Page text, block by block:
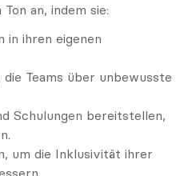
an, indem sie:
in ihren eigenen
Teams über unbewusste
Schulungen bereitstellen,
um die Inklusivität ihrer